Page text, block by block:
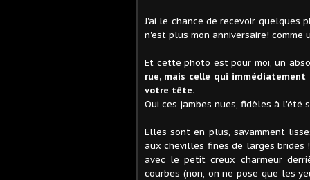
J'ai le chance de recevoir quelques
n'est plus mon anniversaire! comme
Et cette photo est pour moi, un
rue, mais celle qui
votre tête.
Oui ces jambes nues, fidèles à l'été
Elles sont en plus, savamment
aux chevilles fines de larges brides
avec le petit creux charmeur
courbes (non, on ne pose que les